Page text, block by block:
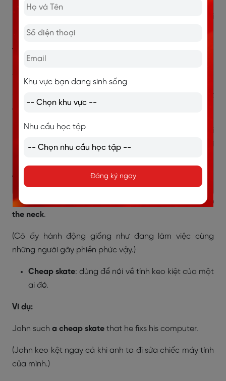
không trung thực.
Ví dụ:
(Anh ấy là một kẻ đáng ngờ. Vì vậy chúng ta cần thật
cẩn thận.)
A pain in the neck/ arse/ backside
về một người chuyên gây phiền phức cho người
Ví dụ:
She acts like all the people she works with are
a pain in
the neck.
(Cô ấy hành động giống như đang làm việc cùng
những người gây phiền phức vậy.)
Cheap skate: dùng để nói về tính keo kiệt của một
ai đó.
Ví dụ:
John such a cheap skate that he fixs his computer.
(John keo kệt ngay cả khi anh ta đi sửa chiếc máy tính
của mình.)
Khu vực bạn đang sinh sống
Nhu cầu học tập
Đăng ký ngay